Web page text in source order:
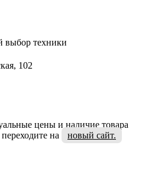
выбор техники
102
цены и наличие товара
на
новый сайт.